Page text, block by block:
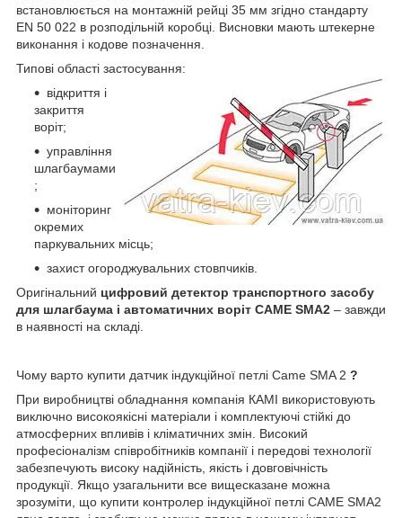
встановлюється на монтажній рейці 35 мм згідно стандарту
EN 50 022 в розподільній коробці. Висновки мають штекерне
виконання і кодове позначення.
Типові області застосування:
відкриття і
закриття
воріт;
управління
шлагбаумами
;
моніторинг
окремих
паркувальних місць;
захист огороджувальних стовпчиків.
Оригінальний цифровий детектор транспортного засобу
для шлагбаума і автоматичних воріт CAME SMA2 – завжди
в наявності на складі.
Чому варто купити датчик індукційної петлі Came SMA 2 ?
При виробництві обладнання компанія КАМІ використовують
виключно високоякісні матеріали і комплектуючі стійкі до
атмосферних впливів і кліматичних змін. Високий
професіоналізм співробітників компанії і передові технології
забезпечують високу надійність, якість і довговічність
продукції. Якщо узагальнити все вищесказане можна
зрозуміти, що купити контролер індукційної петлі CAME SMA2